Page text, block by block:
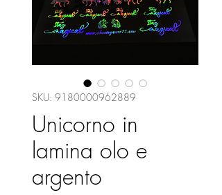
SKU: 9180000962889
Unicorno in
lamina olo e
argento